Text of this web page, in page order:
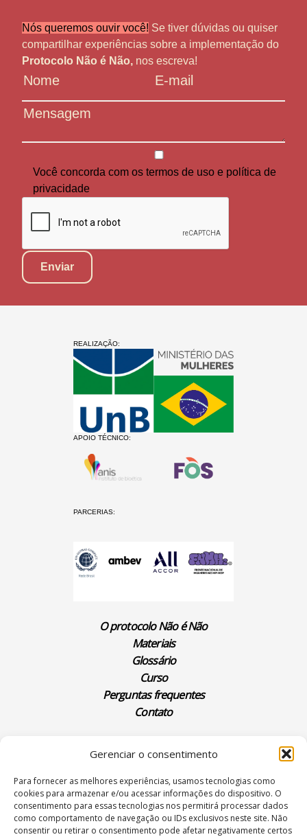
Gerenciar o consentimento
Para fornecer as melhores experiências, usamos tecnologias como
cookies para armazenar e/ou acessar informações do dispositivo. O
consentimento para essas tecnologias nos permitirá processar dados
como comportamento de navegação ou IDs exclusivos neste site. Não
consentir ou retirar o consentimento pode afetar negativamente certos
Nós queremos ouvir você! Se tiver dúvidas ou quiser
compartilhar experiências sobre a implementação do
Protocolo Não é Não, nos escreva!
Você concorda com os termos de uso e política de
privacidade
REALIZAÇÃO:
APOIO TÉCNICO:
PARCERIAS:
O protocolo Não é Não
Materiais
Glossário
Curso
Perguntas frequentes
Contato
hacklab